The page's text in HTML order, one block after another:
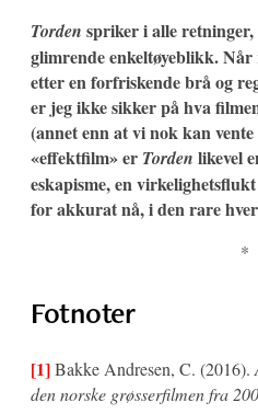
Torden spriker i alle retninger,
glimrende enkeltøyeblikk.
etter en forfriskende brå og
er jeg ikke sikker på hva
(annet enn at vi nok kan
«effektfilm» er Torden likevel
eskapisme, en
for akkurat nå, i den rare
*
Fotnoter
[1]Bakke Andresen, C. (2016).
den norske grøsserfilmen fra